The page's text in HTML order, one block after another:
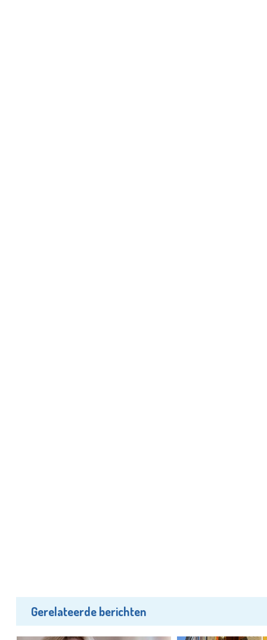
Gerelateerde berichten